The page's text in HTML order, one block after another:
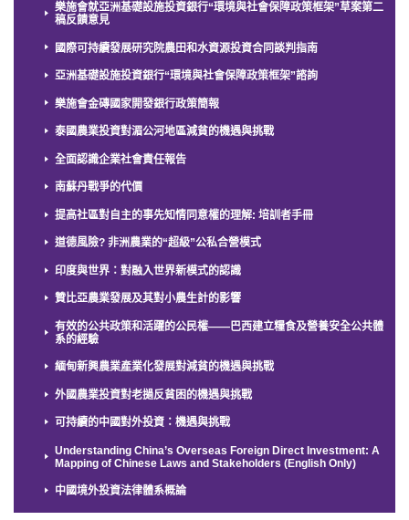
樂施會就亞洲基礎設施投資銀行“環境與社會保障政策框架”草案第二
稿反饋意見
國際可持續發展研究院農田和水資源投資合同談判指南
亞洲基礎設施投資銀行“環境與社會保障政策框架”諮詢
樂施會金磚國家開發銀行政策簡報
泰國農業投資對湄公河地區減貧的機遇與挑戰
全面認識企業社會責任報告
南蘇丹戰爭的代價
提高社區對自主的事先知情同意權的理解: 培訓者手冊
道德風險? 非洲農業的“超級”公私合營模式
印度與世界：對融入世界新模式的認識
贊比亞農業發展及其對小農生計的影響
有效的公共政策和活躍的公民權——巴西建立糧食及營養安全公共體
系的經驗
緬甸新興農業產業化發展對減貧的機遇與挑戰
外國農業投資對老撾反貧困的機遇與挑戰
可持續的中國對外投資：機遇與挑戰
Understanding China’s Overseas Foreign Direct Investment: A
Mapping of Chinese Laws and Stakeholders (English Only)
中國境外投資法律體系概論